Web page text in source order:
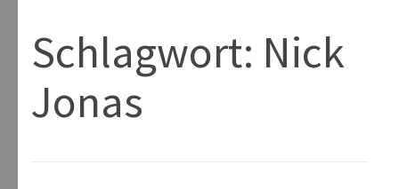
Schlagwort: Nick
Jonas